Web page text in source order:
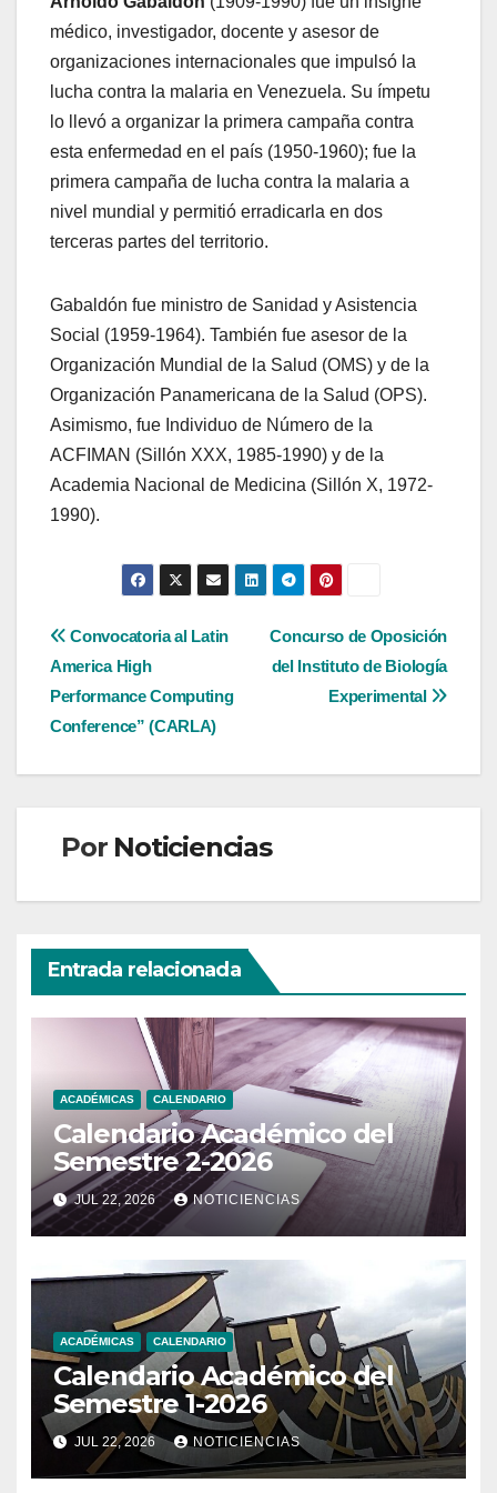
médico, investigador, docente y asesor de
organizaciones internacionales que impulsó la
lucha contra la malaria en Venezuela. Su ímpetu
lo llevó a organizar la primera campaña contra
esta enfermedad en el país (1950-1960); fue la
primera campaña de lucha contra la malaria a
nivel mundial y permitió erradicarla en dos
terceras partes del territorio.
Gabaldón fue ministro de Sanidad y Asistencia
Social (1959-1964). También fue asesor de la
Organización Mundial de la Salud (OMS) y de la
Organización Panamericana de la Salud (OPS).
Asimismo, fue Individuo de Número de la
ACFIMAN (Sillón XXX, 1985-1990) y de la
Academia Nacional de Medicina (Sillón X, 1972-
1990).
Navegación
de
entradas
Concurso de Oposición
del Instituto de Biología
Experimental
Convocatoria al Latin
America High
Performance Computing
Conference” (CARLA)
Por Noticiencias
Entrada relacionada
ACADÉMICAS CALENDARIO
Calendario Académico del
Semestre 2-2026
JUL 22, 2026 NOTICIENCIAS
ACADÉMICAS CALENDARIO
Calendario Académico del
Semestre 1-2026
JUL 22, 2026 NOTICIENCIAS